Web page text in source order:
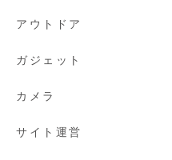
アウトドア
ガジェット
カメラ
サイト運営